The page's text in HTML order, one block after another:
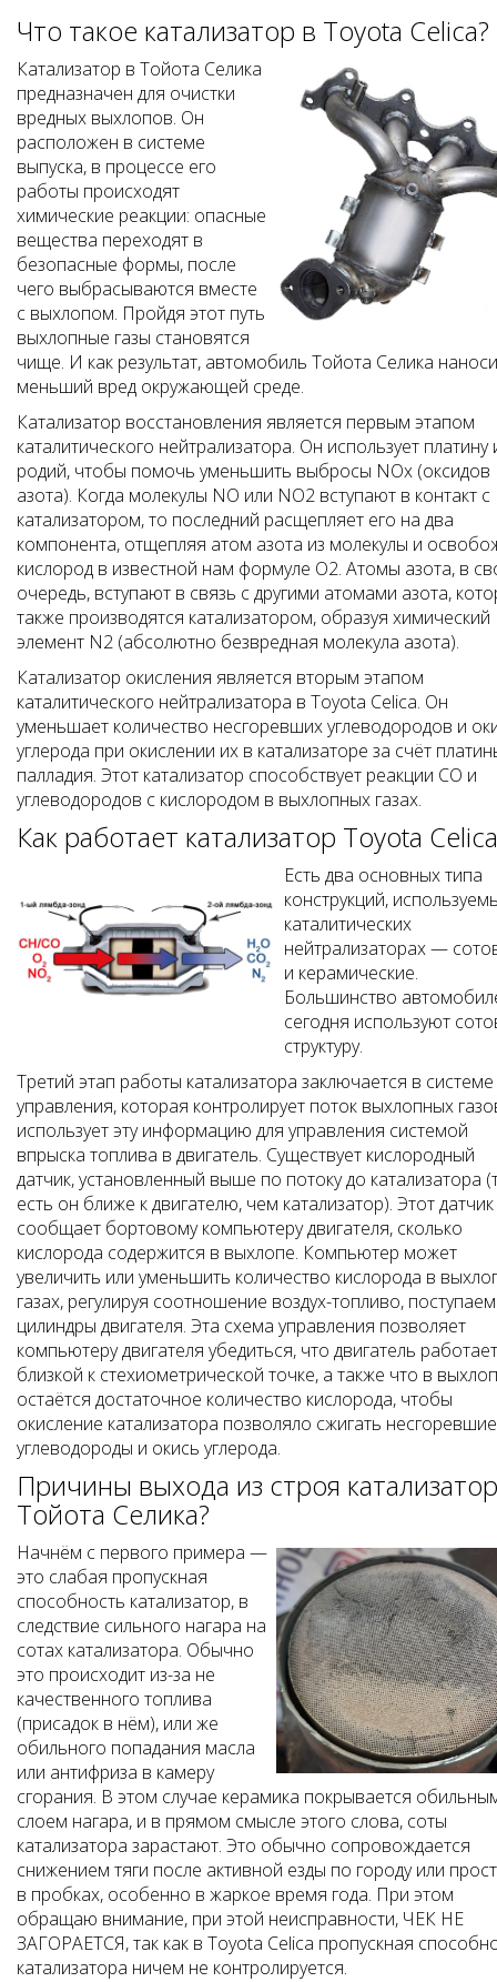
Что такое катализатор в Toyota Celica?
Катализатор в Тойота Селика
предназначен для очистки
вредных выхлопов. Он
расположен в системе
выпуска, в процессе его
работы происходят
химические реакции: опасные
вещества переходят в
безопасные формы, после
чего выбрасываются вместе
с выхлопом. Пройдя этот путь
выхлопные газы становятся
чище. И как результат, автомобиль Тойота Селика
меньший вред окружающей среде.
Катализатор восстановления является первым этапом
каталитического нейтрализатора. Он использует платину
родий, чтобы помочь уменьшить выбросы NOx (оксидов
азота). Когда молекулы NO или NO2 вступают в контакт с
катализатором, то последний расщепляет его на два
компонента, отщепляя атом азота из молекулы и
кислород в известной нам формуле O2. Атомы азота, в
очередь, вступают в связь с другими атомами азота,
также производятся катализатором, образуя химический
элемент N2 (абсолютно безвредная молекула азота).
Катализатор окисления является вторым этапом
каталитического нейтрализатора в Toyota Celica. Он
уменьшает количество несгоревших углеводородов и
углерода при окислении их в катализаторе за счёт
палладия. Этот катализатор способствует реакции СО и
углеводородов с кислородом в выхлопных газах.
Как работает катализатор Toyota
Есть два основных типа
конструкций,
каталитических
нейтрализаторах —
и керамические.
Большинство
сегодня используют
структуру.
Третий этап работы катализатора заключается в системе
управления, которая контролирует поток выхлопных
использует эту информацию для управления системой
впрыска топлива в двигатель. Существует кислородный
датчик, установленный выше по потоку до катализатора
есть он ближе к двигателю, чем катализатор). Этот датчик
сообщает бортовому компьютеру двигателя, сколько
кислорода содержится в выхлопе. Компьютер может
увеличить или уменьшить количество кислорода в
газах, регулируя соотношение воздух-топливо,
цилиндры двигателя. Эта схема управления позволяет
компьютеру двигателя убедиться, что двигатель
близкой к стехиометрической точке, а также что в
остаётся достаточное количество кислорода, чтобы
окисление катализатора позволяло сжигать несгоревшие
углеводороды и окись углерода.
Причины выхода из строя
Тойота Селика?
Начнём с первого примера —
это слабая пропускная
способность катализатор, в
следствие сильного нагара на
сотах катализатора. Обычно
это происходит из-за не
качественного топлива
(присадок в нём), или же
обильного попадания масла
или антифриза в камеру
сгорания. В этом случае керамика покрывается
слоем нагара, и в прямом смысле этого слова, соты
катализатора зарастают. Это обычно сопровождается
снижением тяги после активной езды по городу или
в пробках, особенно в жаркое время года. При этом
обращаю внимание, при этой неисправности, ЧЕК НЕ
ЗАГОРАЕТСЯ, так как в Toyota Celica пропускная
катализатора ничем не контролируется.